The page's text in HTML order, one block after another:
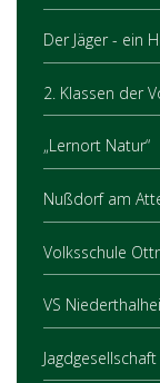
Der Jäger - ein
2. Klassen der
„Lernort Natur“
Nußdorf am
Volksschule
VS